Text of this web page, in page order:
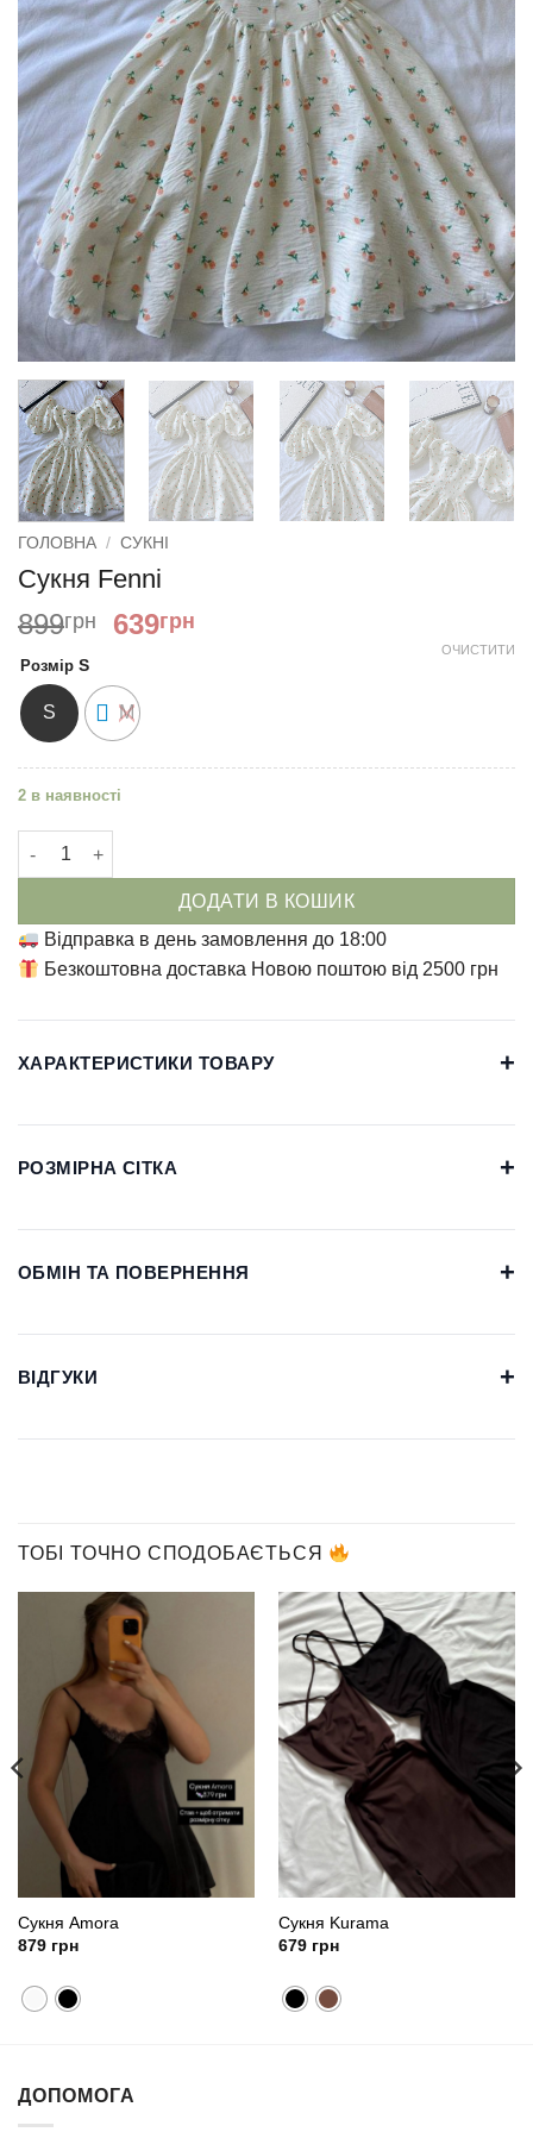
ГОЛОВНА / СУКНІ
Сукня Fenni
899грн
Оригінальна
899
грн.
639грн
Розмір S
S M
ОЧИСТИТИ
2 в наявності
Сукня Fenni кількість
ДОДАТИ В КОШИК
Відправка в день замовлення до 18:00
Безкоштовна доставка Новою поштою від 2500 грн
ХАРАКТЕРИСТИКИ ТОВАРУ +
РОЗМІРНА СІТКА +
ОБМІН ТА ПОВЕРНЕННЯ +
ВІДГУКИ +
ТОБІ ТОЧНО СПОДОБАЄТЬСЯ
Сукня Amora
879грн
Сукня Kurama
679грн
ДОПОМОГА